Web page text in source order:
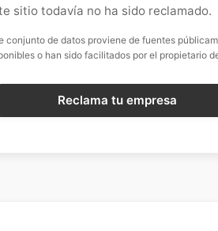
sitio todavía no ha sido reclamado.
conjunto de datos proviene de fuentes
o han sido facilitados por el propietario
Reclama tu empresa